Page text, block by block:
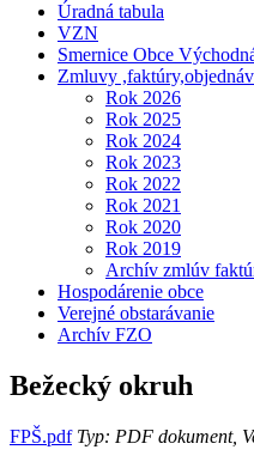
Úradná tabula
VZN
Smernice Obce
Zmluvy
Rok 2026
Rok 2025
Rok 2024
Rok 2023
Rok 2022
Rok 2021
Rok 2020
Rok 2019
Archív zmlúv
Hospodárenie obce
Verejné obstarávanie
Archív FZO
Bežecký okruh
FPŠ.pdfTyp: PDF dokument,